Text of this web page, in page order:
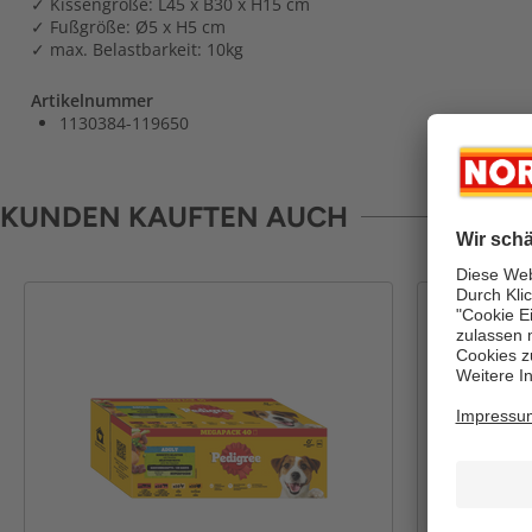
✓ Fußgröße: Ø5 x H5 cm
✓ max. Belastbarkeit: 10kg
Artikelnummer
1130384-119650
KUNDEN KAUFTEN AUCH
-38%